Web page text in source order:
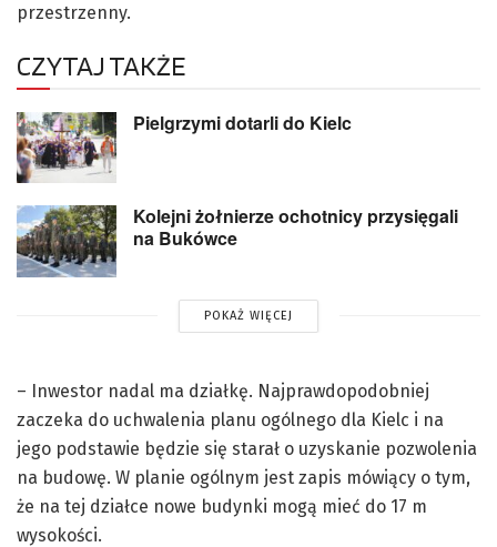
przestrzenny.
CZYTAJ TAKŻE
Pielgrzymi dotarli do Kielc
Kolejni żołnierze ochotnicy przysięgali
na Bukówce
POKAŻ WIĘCEJ
– Inwestor nadal ma działkę. Najprawdopodobniej
zaczeka do uchwalenia planu ogólnego dla Kielc i na
jego podstawie będzie się starał o uzyskanie pozwolenia
na budowę. W planie ogólnym jest zapis mówiący o tym,
że na tej działce nowe budynki mogą mieć do 17 m
wysokości.